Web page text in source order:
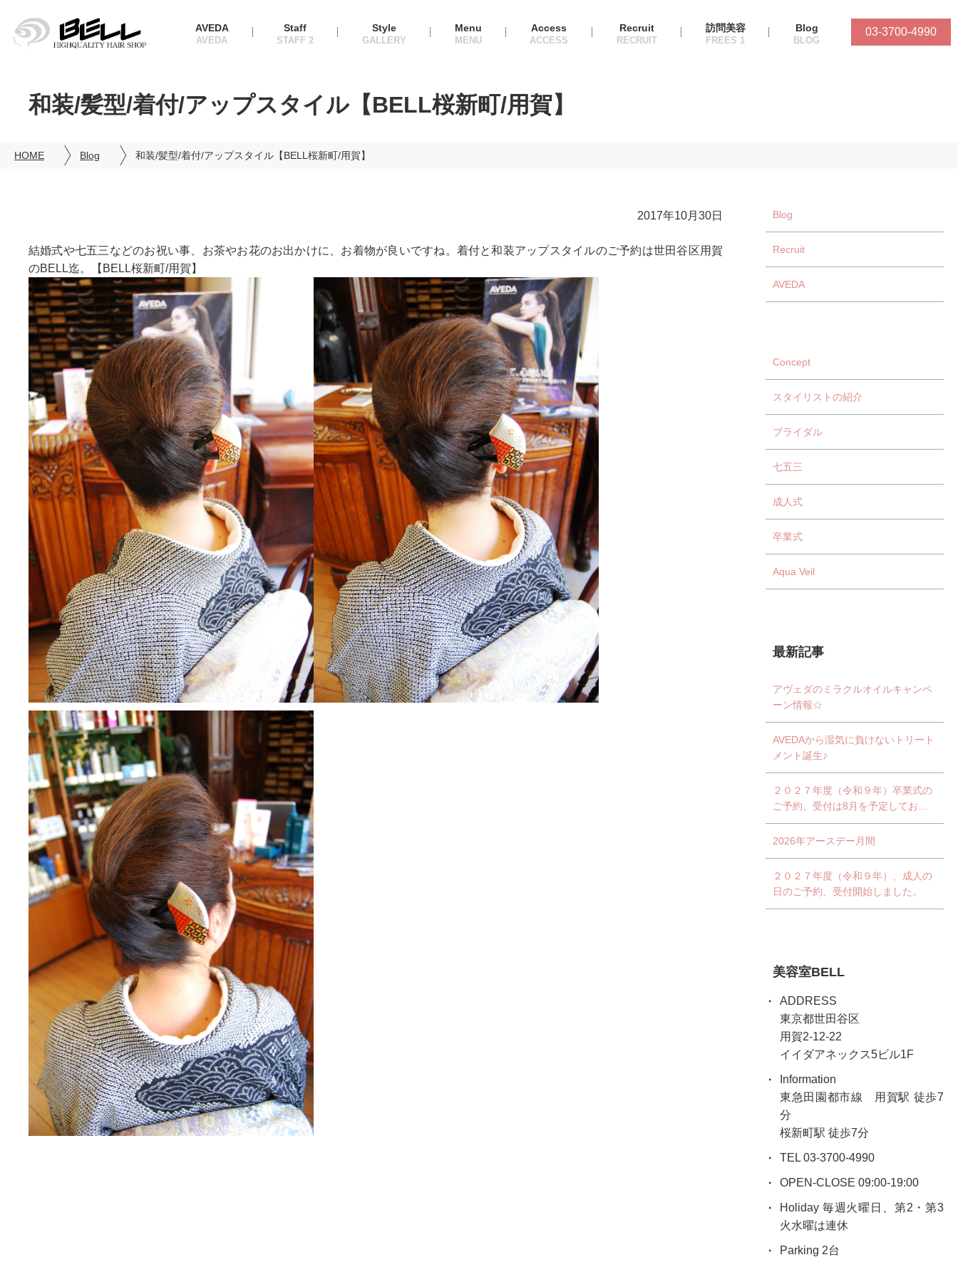
AVEDA Staff Style Menu Access Recruit 訪問美容 Blog 03-3700-4990
和装/髪型/着付/アップスタイル【BELL桜新町/用賀】
HOME Blog 和装/髪型/着付/アップスタイル【BELL桜新町/用賀】
2017年10月30日
結婚式や七五三などのお祝い事、お茶やお花のお出かけに、お着物が良いですね。着付と和装アップスタイルのご予約は世田谷区用賀
のBELL迄。【BELL桜新町/用賀】
Blog
Recruit
AVEDA
Concept
スタイリストの紹介
ブライダル
七五三
成人式
卒業式
Aqua Veil
最新記事
アヴェダのミラクルオイルキャンペ
ーン情報☆
AVEDAから湿気に負けないトリート
メント誕生♪
２０２７年度（令和９年）卒業式の
ご予約、受付は8月を予定しており
ます。
2026年アースデー月間
２０２７年度（令和９年）、成人の
日のご予約、受付開始しました。
美容室BELL
ADDRESS
東京都世田谷区
用賀2-12-22
イイダアネックス5ビル1F
Information
東急田園都市線 用賀駅 徒歩7
分
桜新町駅 徒歩7分
TEL 03-3700-4990
OPEN-CLOSE 09:00-19:00
Holiday 毎週火曜日、第2・第3
火水曜は連休
Parking 2台